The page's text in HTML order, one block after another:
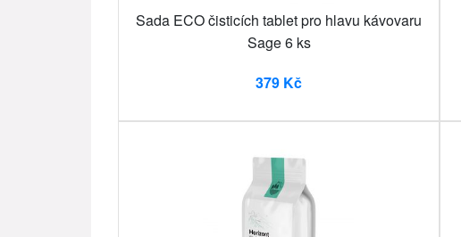
Sada ECO čisticích tablet pro hlavu kávovaru
Sage 6 ks
379 Kč